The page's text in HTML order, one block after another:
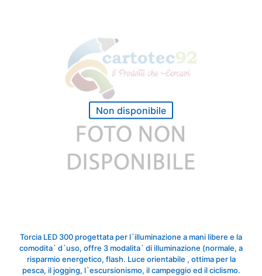
Non disponibile
Torcia LED 300 progettata per l`illuminazione a mani libere e la
comodita` d`uso, offre 3 modalita` di illuminazione (normale, a
risparmio energetico, flash. Luce orientabile , ottima per la
pesca, il jogging, l`escursionismo, il campeggio ed il ciclismo.